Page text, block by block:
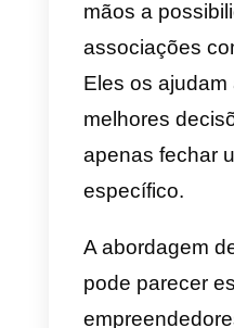
Hanan. um
B2B , que
de mesmo
mais
que os